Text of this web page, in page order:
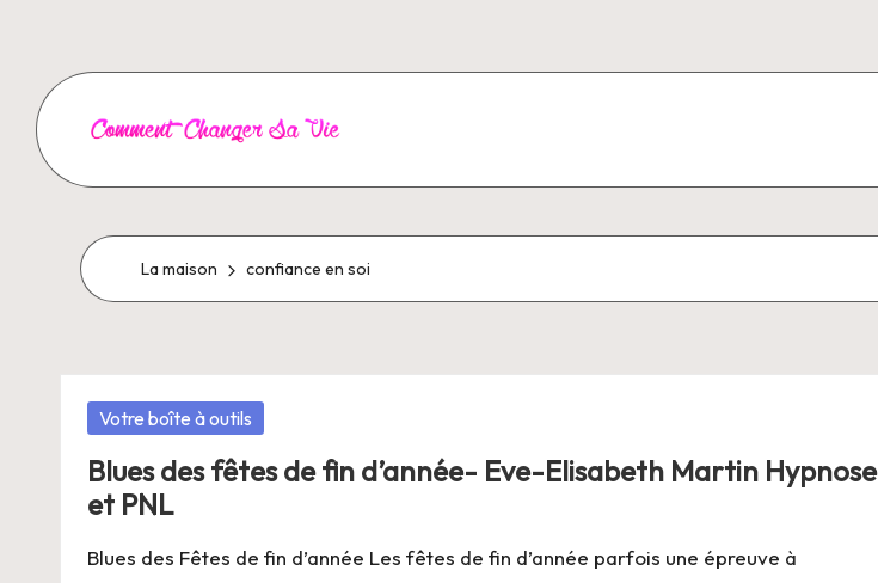
contenu
C
o
m
e
n
t
C
La maison confiance en soi
Posté
Votre boîte à outils
Blues des fêtes de fin d’année- Eve-Elisabeth Martin Hypnose
et PNL
Blues des Fêtes de fin d’année Les fêtes de fin d’année parfois une épreuve à